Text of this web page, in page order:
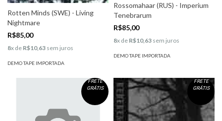
Rotten Minds (SWE) - Living
Nightmare
R$85,00
8x de R$10,63 sem juros
DEMO TAPE IMPORTADA
Rossomahaar (RUS) - Imperium
Tenebrarum
R$85,00
8x de R$10,63 sem juros
DEMO TAPE IMPORTADA
FRETE
GRÁTIS
FRETE
GRÁTIS